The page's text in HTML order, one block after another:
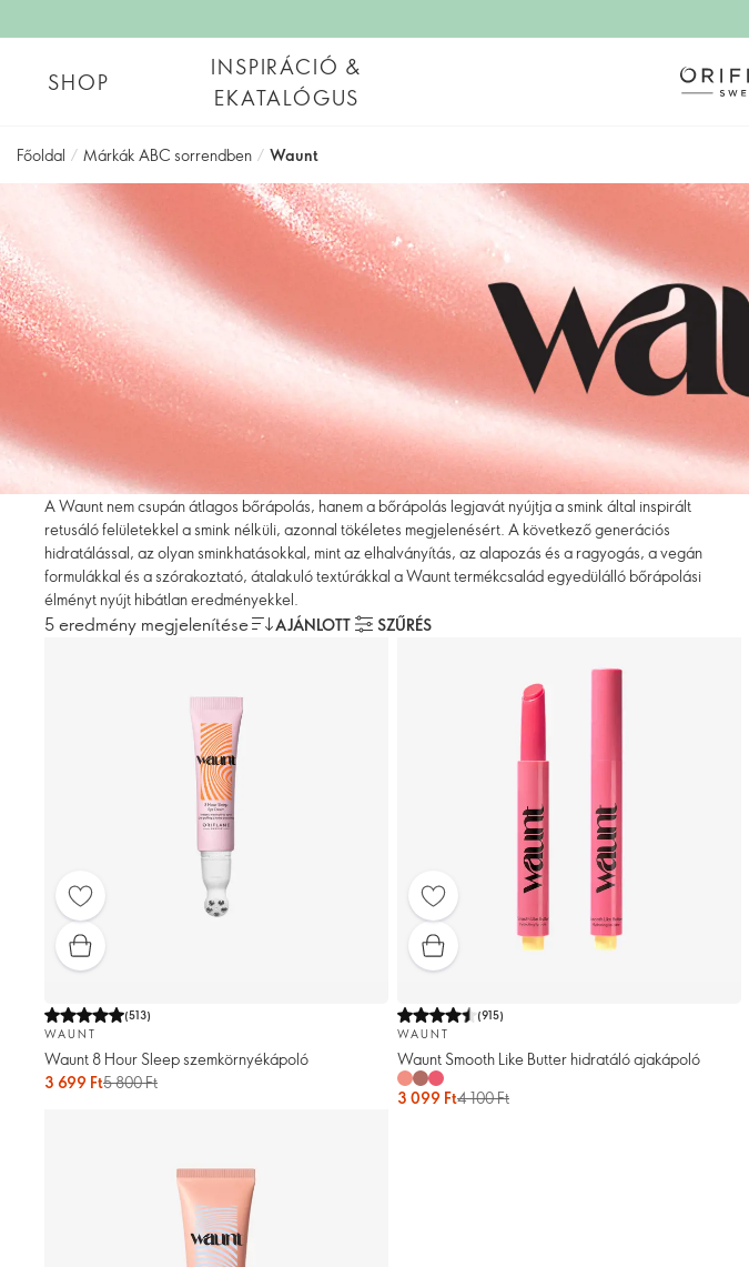
SHOP
INSPIRÁCIÓ &
EKATALÓGUS
Főoldal / Márkák ABC sorrendben / Waunt
A Waunt nem csupán átlagos bőrápolás, hanem a bőrápolás legjavát nyújtja a smink által inspirált
retusáló felületekkel a smink nélküli, azonnal tökéletes megjelenésért. A következő generációs
hidratálással, az olyan sminkhatásokkal, mint az elhalványítás, az alapozás és a ragyogás, a vegán
formulákkal és a szórakoztató, átalakuló textúrákkal a Waunt termékcsalád egyedülálló bőrápolási
élményt nyújt hibátlan eredményekkel.
5 eredmény megjelenítése AJÁNLOTT SZŰRÉS
(513)
WAUNT
Waunt 8 Hour Sleep szemkörnyékápoló
3 699 Ft5 800 Ft
(915)
WAUNT
Waunt Smooth Like Butter hidratáló ajakápoló
3 099 Ft4 100 Ft